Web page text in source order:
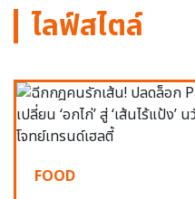
ไลฟ์สไตล์
FOOD